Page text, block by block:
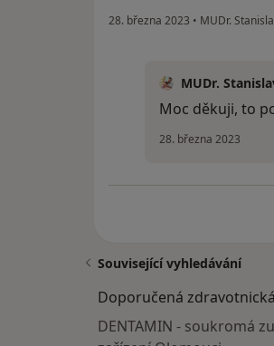
28. března 2023 • MUDr.
MUDr.
Moc děkuji, to
28. března 2023
Související vyhledávání
Doporučená
DENTAMIN - soukromá